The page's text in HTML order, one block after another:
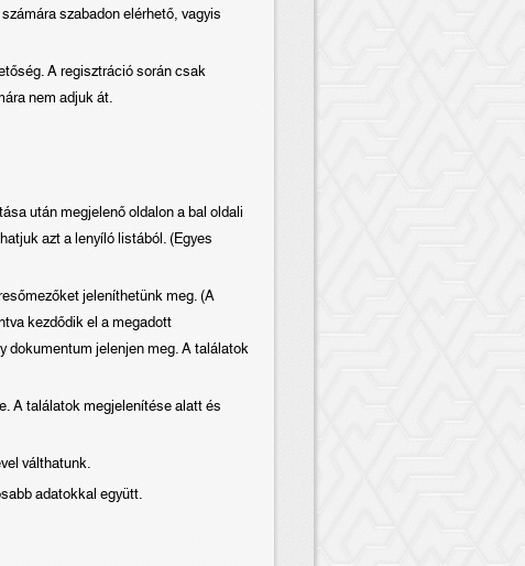
szabadon elérhető, vagyis
A regisztráció során csak
nem adjuk át.
után megjelenő oldalon a bal oldali
azt a lenyíló listából. (Egyes
jeleníthetünk meg. (A
kezdődik el a megadott
dokumentum jelenjen meg. A találatok
A találatok megjelenítése alatt és
válthatunk.
adatokkal együtt.